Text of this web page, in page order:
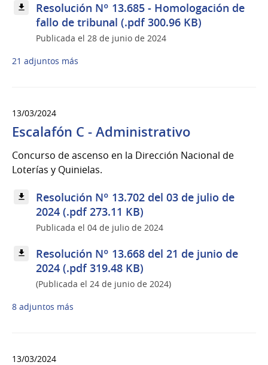
Resolución Nº 13.685 - Homologación de
fallo de tribunal (.pdf 300.96 KB)
Publicada el 28 de junio de 2024
21 adjuntos más
13/03/2024
Escalafón C - Administrativo
Concurso de ascenso en la Dirección Nacional de
Loterías y Quinielas.
Resolución Nº 13.702 del 03 de julio de
2024 (.pdf 273.11 KB)
Publicada el 04 de julio de 2024
Resolución Nº 13.668 del 21 de junio de
2024 (.pdf 319.48 KB)
(Publicada el 24 de junio de 2024)
8 adjuntos más
13/03/2024